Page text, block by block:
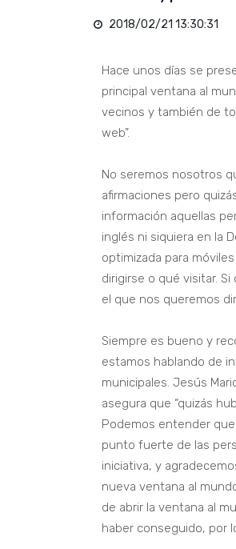
2018/02/21 13:30:31
Hace unos días se
principal ventana al
vecinos y también de
web”.
No seremos nosotros
afirmaciones pero
información aquellas
inglés ni siquiera en la
optimizada para
dirigirse o qué visitar.
el que nos queremos
Siempre es bueno y
estamos hablando de
municipales. Jesús
asegura que “quizás
Podemos entender
punto fuerte de las
iniciativa, y
nueva ventana al
de abrir la ventana al
haber conseguido, por